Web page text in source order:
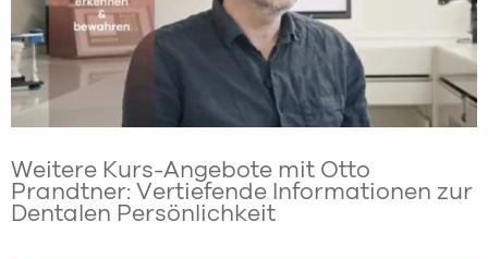
Weitere Kurs-Angebote mit Otto
Prandtner: Vertiefende Informationen zur
Dentalen Persönlichkeit